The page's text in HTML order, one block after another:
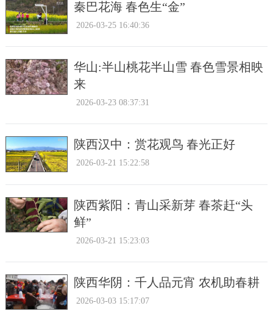
秦巴花海 春色生“金”
2026-03-25 16:40:36
华山:半山桃花半山雪 春色雪景相映
来
2026-03-23 08:37:31
陕西汉中：赏花观鸟 春光正好
2026-03-21 15:22:58
陕西紫阳：青山采新芽 春茶赶“头
鲜”
2026-03-21 15:23:03
陕西华阴：千人品元宵 农机助春耕
2026-03-03 15:17:07